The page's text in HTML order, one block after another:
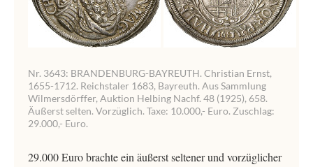
Nr. 3643: BRANDENBURG-BAYREUTH. Christian Ernst,
1655-1712. Reichstaler 1683, Bayreuth. Aus Sammlung
Wilmersdörffer, Auktion Helbing Nachf. 48 (1925), 658.
Äußerst selten. Vorzüglich. Taxe: 10.000,- Euro. Zuschlag:
29.000,- Euro.
29.000 Euro brachte ein äußerst seltener und vorzüglicher